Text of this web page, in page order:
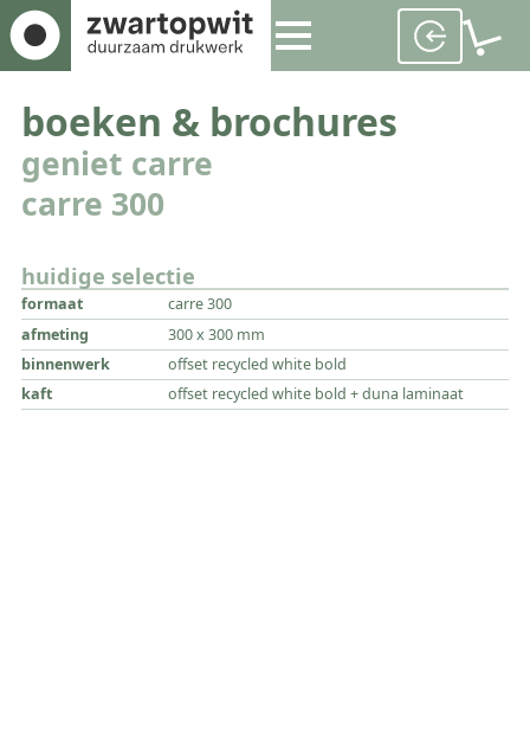
boeken & brochures
geniet carre
carre 300
huidige selectie
formaat
carre 300
afmeting
300 x 300 mm
binnenwerk
offset recycled white bold
kaft
offset recycled white bold + duna laminaat